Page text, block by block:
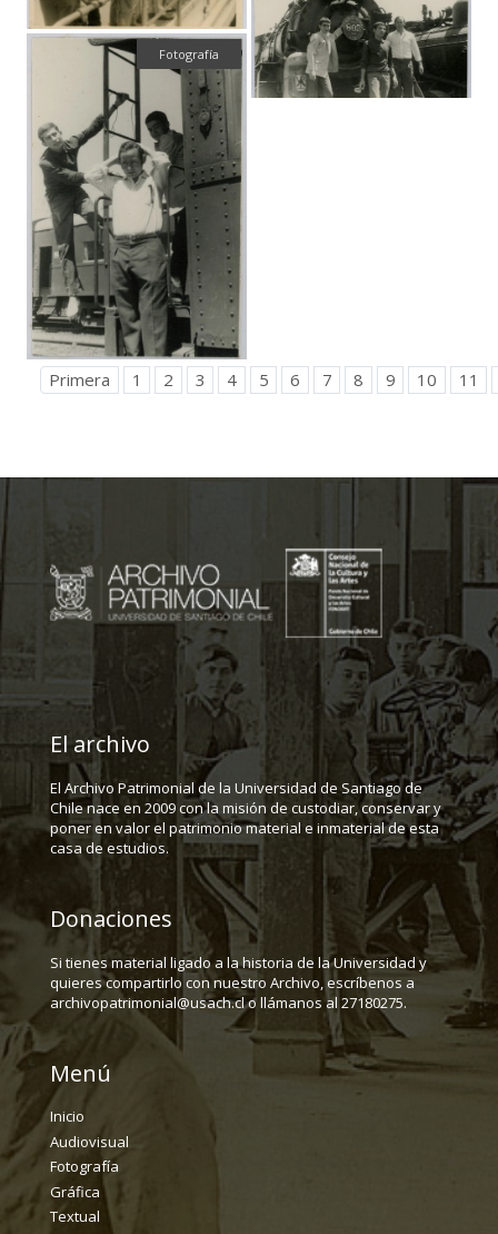
Fotografía
Primera 1 2 3 4 5 6 7 8 9 10 11
El archivo
El Archivo Patrimonial de la Universidad de Santiago de
Chile nace en 2009 con la misión de custodiar, conservar y
poner en valor el patrimonio material e inmaterial de esta
casa de estudios.
Donaciones
Si tienes material ligado a la historia de la Universidad y
quieres compartirlo con nuestro Archivo, escríbenos a
archivopatrimonial@usach.cl o llámanos al 27180275.
Menú
Inicio
Audiovisual
Fotografía
Gráfica
Textual